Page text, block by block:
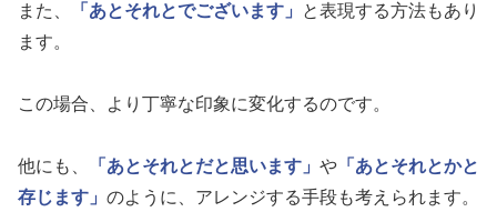
また、 「あとそれとでございます」
と表現する方法もあり
ます。
この場合、より丁寧な印象に変化するのです。
他にも、 「あとそれとだと思います」 や 「あとそれとかと
存じます」 のように、アレンジする手段も考えられます。